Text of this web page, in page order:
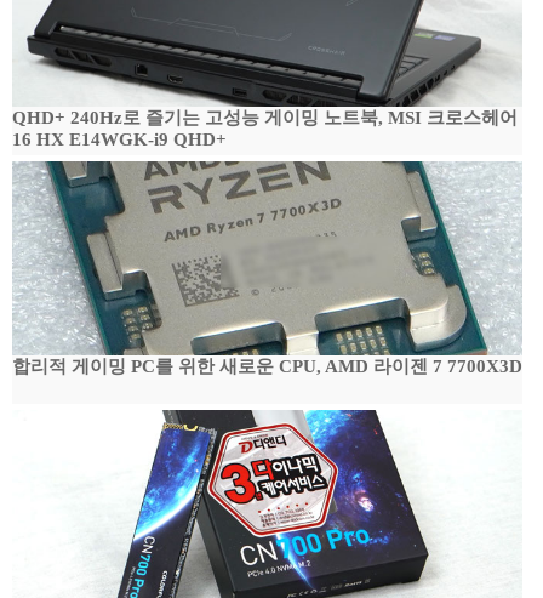
QHD+ 240Hz로 즐기는 고성능 게이밍 노트북, MSI 크로스헤어
16 HX E14WGK-i9 QHD+
합리적 게이밍 PC를 위한 새로운 CPU, AMD 라이젠 7 7700X3D